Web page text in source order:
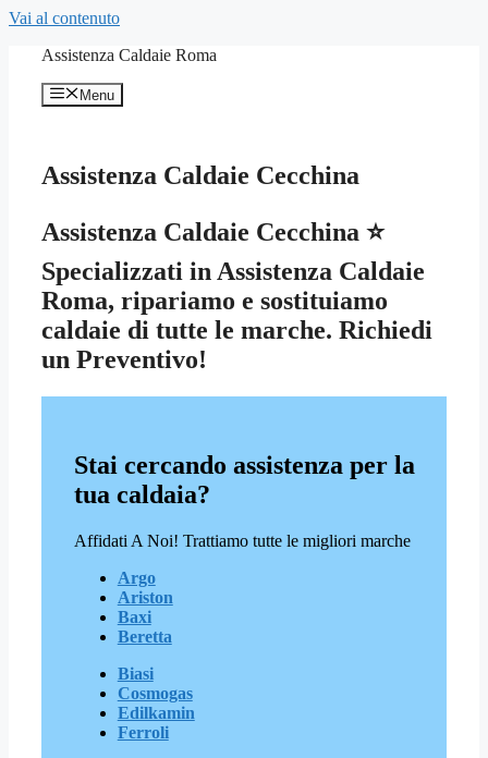
Vai al contenuto
Assistenza Caldaie Roma
Menu
Assistenza Caldaie Cecchina
Assistenza Caldaie Cecchina ⭐
Specializzati in Assistenza Caldaie
Roma, ripariamo e sostituiamo
caldaie di tutte le marche. Richiedi
un Preventivo!
Stai cercando assistenza per la
tua caldaia?
Affidati A Noi! Trattiamo tutte le migliori marche
Argo
Ariston
Baxi
Beretta
Biasi
Cosmogas
Edilkamin
Ferroli